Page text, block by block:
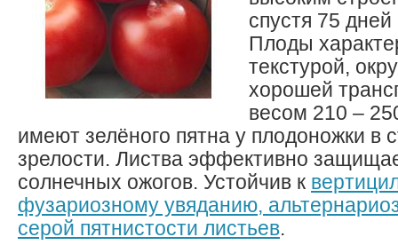
спустя 75
Плоды
текстурой,
хорошей
весом 210 –
имеют зелёного пятна у плодоножки в
зрелости. Листва эффективно
солнечных ожогов. Устойчив к
фузариозному увяданию,
серой пятнистости листьев.